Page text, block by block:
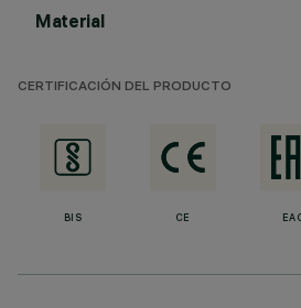
Material
CERTIFICACIÓN DEL PRODUCTO
BIS CE